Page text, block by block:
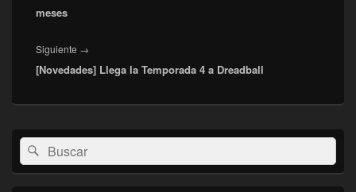
meses
Siguiente →
siguiente:
[Novedades] Llega la Temporada 4 a Dreadball
área
de
widget
Buscar
por:
Buscar